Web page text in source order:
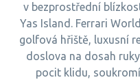
v bezprostřední
Yas Island. Ferrari
golfová hřiště, luxusní
doslova na dosah
pocit klidu,